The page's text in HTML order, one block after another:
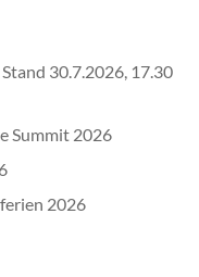
30.7.2026, 17.30
Summit 2026
2026